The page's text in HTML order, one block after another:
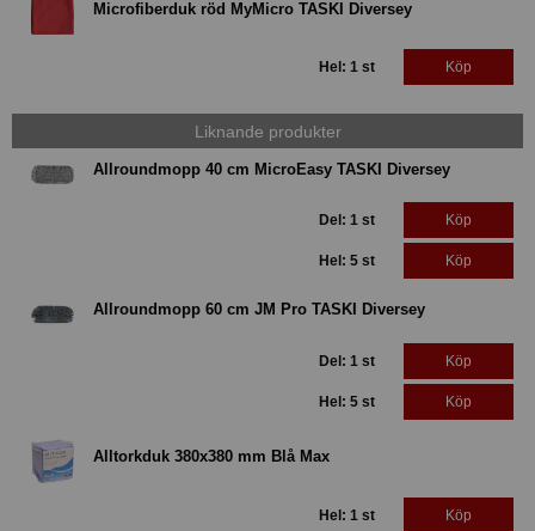
Microfiberduk röd MyMicro TASKI Diversey
Hel: 1 st Köp
Liknande produkter
Allroundmopp 40 cm MicroEasy TASKI Diversey
Del: 1 st Köp
Hel: 5 st Köp
Allroundmopp 60 cm JM Pro TASKI Diversey
Del: 1 st Köp
Hel: 5 st Köp
Alltorkduk 380x380 mm Blå Max
Hel: 1 st Köp